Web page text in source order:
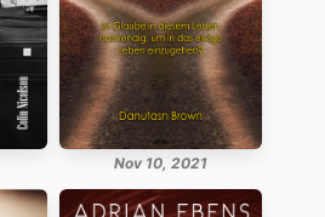
Nov 10, 2021